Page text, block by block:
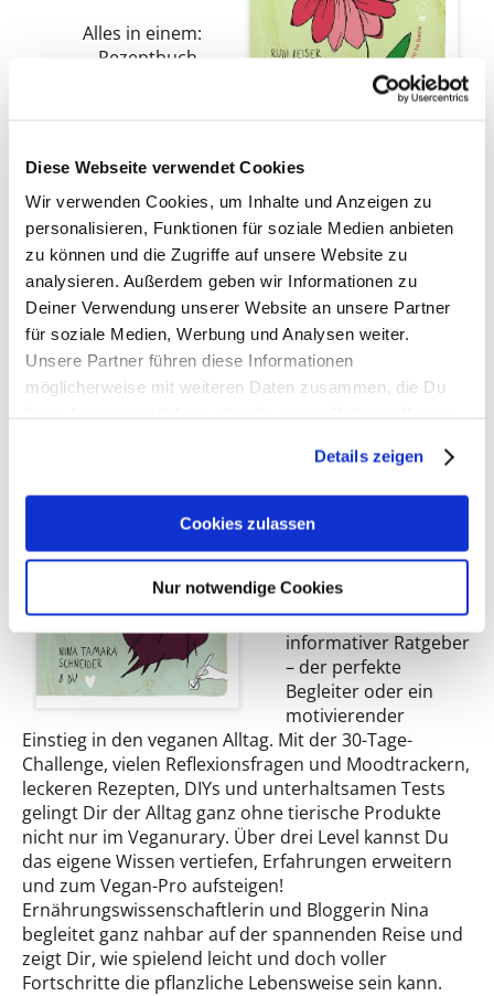
Diese Webseite verwendet Cookies
Wir verwenden Cookies, um Inhalte und Anzeigen zu
personalisieren, Funktionen für soziale Medien anbieten
zu können und die Zugriffe auf unsere Website zu
analysieren. Außerdem geben wir Informationen zu
Deiner Verwendung unserer Website an unsere Partner
für soziale Medien, Werbung und Analysen weiter.
Unsere Partner führen diese Informationen
möglicherweise mit weiteren Daten zusammen, die Du
unsererDatenschutzerklärungund unserem
Details zeigen
Cookies zulassen
Nur notwendige Cookies
Alles in einem:
Rezeptbuch,
ihrem ganz individuellen Weg zu ihrer pflanzlichen
Hausapotheke und ihrem persönlichen Wohlfühl-
Programm mit Heilpflanzen. Über drei Level werden
Wissen über die Powerpflanzen und Erfahrungen im
Sammeln und Verarbeiten vertieft. Der Pro verrät
seine genialen Verwöhn- und Heilrezepte und gibt
Insider-Tipps, wie die Superpower der Pflanzen am
Dein Projekt. Dein
Guide. – Vegan
leben
Alles in einem:
Rezeptbuch,
Notizbuch und
informativer Ratgeber
– der perfekte
Begleiter oder ein
motivierender
Einstieg in den veganen Alltag. Mit der 30-Tage-
Challenge, vielen Reflexionsfragen und Moodtrackern,
leckeren Rezepten, DIYs und unterhaltsamen Tests
gelingt Dir der Alltag ganz ohne tierische Produkte
nicht nur im Veganurary. Über drei Level kannst Du
das eigene Wissen vertiefen, Erfahrungen erweitern
und zum Vegan-Pro aufsteigen!
Ernährungswissenschaftlerin und Bloggerin Nina
begleitet ganz nahbar auf der spannenden Reise und
zeigt Dir, wie spielend leicht und doch voller
Fortschritte die pflanzliche Lebensweise sein kann.